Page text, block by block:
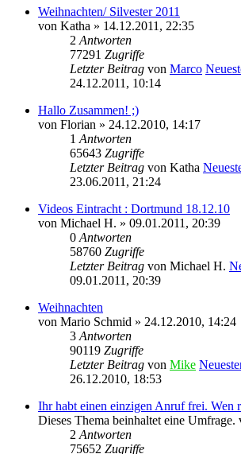
Weihnachten/ Silvester 2011
von Katha » 14.12.2011, 22:35
2 Antworten
77291 Zugriffe
Letzter Beitrag von Marco
24.12.2011, 10:14
Hallo Zusammen! ;)
von Florian » 24.12.2010, 14:17
1 Antworten
65643 Zugriffe
Letzter Beitrag von Katha
23.06.2011, 21:24
Videos Eintracht : Dortmund 18.12.10
von Michael H. » 09.01.2011, 20:39
0 Antworten
58760 Zugriffe
Letzter Beitrag von Michael H.
09.01.2011, 20:39
Weihnachten
von Mario Schmid » 24.12.2010, 14:24
3 Antworten
90119 Zugriffe
Letzter Beitrag von Mike
26.12.2010, 18:53
Ihr habt einen einzigen Anruf frei. Wen
Dieses Thema beinhaltet eine Umfrage.
2 Antworten
75652 Zugriffe